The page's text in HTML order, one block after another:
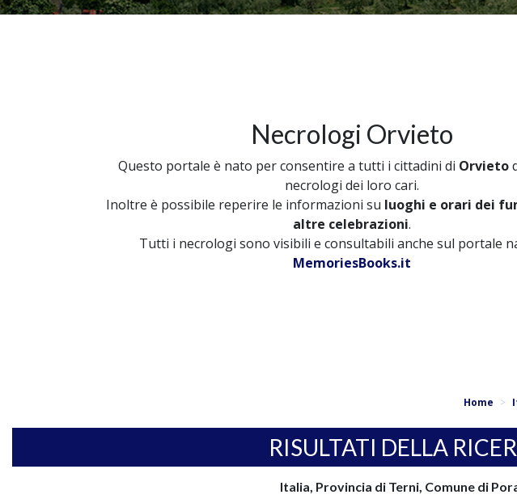
Necrologi Orvieto
Questo portale è nato per consentire a tutti i cittadini di Orvieto
necrologi dei loro cari.
Inoltre è possibile reperire le informazioni su luoghi e orari dei
altre celebrazioni.
Tutti i necrologi sono visibili e consultabili anche sul portale
MemoriesBooks.it
Home
RISULTATI DELLA
Italia, Provincia di Terni, Comune di